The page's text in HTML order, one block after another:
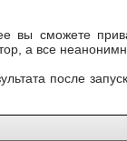
вы сможете
а все
после